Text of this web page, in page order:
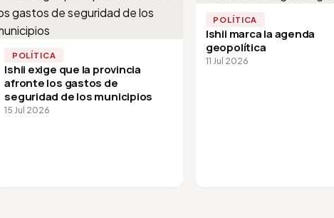
POLÍTICA
Ishii exige que la provincia
afronte los gastos de
seguridad de los municipios
15 Jul 2026
POLÍTICA
Ishii marca la agenda
geopolítica
11 Jul 2026